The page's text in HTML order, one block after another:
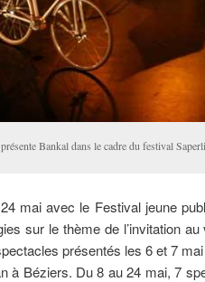
Bankal dans le cadre du festival
mai avec le Festival jeune
sur le thème de l’invitation
présentés les 6 et 7
à Béziers. Du 8 au 24 mai, 7